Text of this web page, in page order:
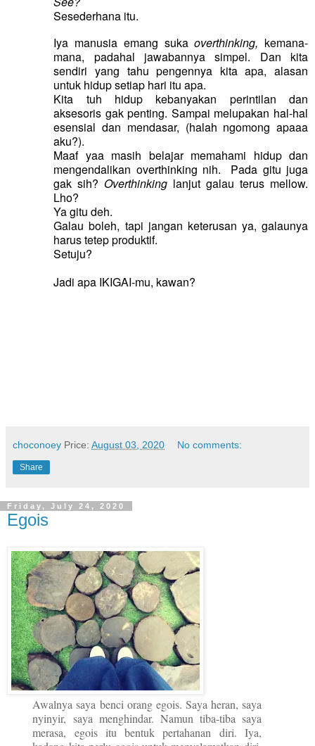
Sesederhana itu.
Iya manusia emang sukaoverthinking, kemana-
mana, padahal jawabannya simpel. Dan kita
sendiri yang tahu pengennya kita apa, alasan
untuk hidup setiap hari itu apa.
Kita tuh hidup kebanyakan perintilan dan
aksesoris gak penting. Sampai melupakan hal-hal
esensial dan mendasar, (halah ngomong apaaa
aku?).
Maaf yaa masih belajar memahami hidup dan
mengendalikan overthinking nih. Pada gitu juga
gak sih?Overthinking lanjut galau terus mellow.
Lho?
Ya gitu deh.
Galau boleh, tapi jangan keterusan ya, galaunya
harus tetep produktif.
Setuju?
Jadi apa IKIGAI-mu, kawan?
choconoey Price: August 03, 2020 No comments:
Share
Friday, July 24, 2020
Egois
Awalnya saya benci orang egois. Saya heran, saya
nyinyir, saya menghindar. Namun tiba-tiba saya
merasa, egois itu bentuk pertahanan diri. Iya,